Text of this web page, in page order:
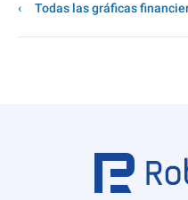
Todas las gráficas